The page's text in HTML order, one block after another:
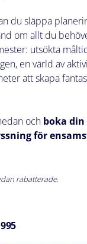
du släppa
om allt du
utsökta
en värld av
att skapa
och boka din
för
rabatterade.
995